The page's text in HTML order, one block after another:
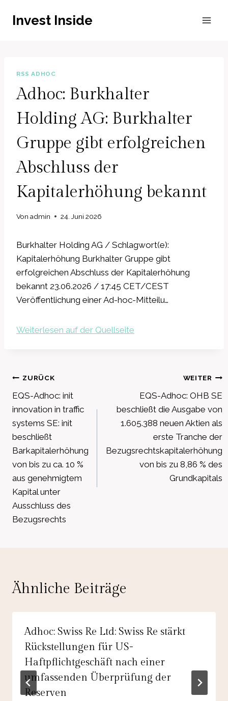
InhaltInvest Inside
RSS ADHOC
Adhoc: Burkhalter
Holding AG: Burkhalter
Gruppe gibt erfolgreichen
Abschluss der
Kapitalerhöhung bekannt
Von admin 24. Juni 2026
Burkhalter Holding AG / Schlagwort(e):
Kapitalerhöhung Burkhalter Gruppe gibt
erfolgreichen Abschluss der Kapitalerhöhung
bekannt 23.06.2026 / 17:45 CET/CEST
Veröffentlichung einer Ad-hoc-Mitteilu…
Weiterlesen auf der Quellseite
Beitragsnavigation
ZURÜCK
EQS-Adhoc: init
innovation in traffic
systems SE: init
beschließt
Barkapitalerhöhung
von bis zu ca. 10 %
aus genehmigtem
Kapital unter
Ausschluss des
Bezugsrechts
WEITER
EQS-Adhoc: OHB SE
beschließt die Ausgabe von
1.605.388 neuen Aktien als
erste Tranche der
Bezugsrechtskapitalerhöhung
von bis zu 8,86 % des
Grundkapitals
Ähnliche Beiträge
Adhoc: Swiss Re Ltd: Swiss Re stärkt
Rückstellungen für US-
Haftpflichtgeschäft nach einer
umfassenden Überprüfung der
Reserven